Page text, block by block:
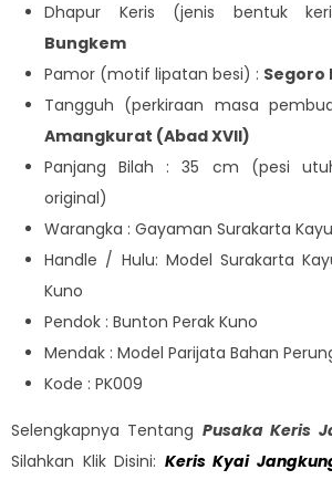
Dhapur Keris (jenis bentuk
Bungkem
Pamor (motif lipatan besi) : Segoro
Tangguh (perkiraan masa
Amangkurat (Abad XVII)
Panjang Bilah : 35 cm (pesi
original)
Warangka : Gayaman Surakarta
Handle / Hulu: Model Surakarta
Kuno
Pendok : Bunton Perak Kuno
Mendak : Model Parijata Bahan
Kode : PK009
Selengkapnya Tentang Pusaka Keris
Silahkan Klik Disini: Keris Kyai